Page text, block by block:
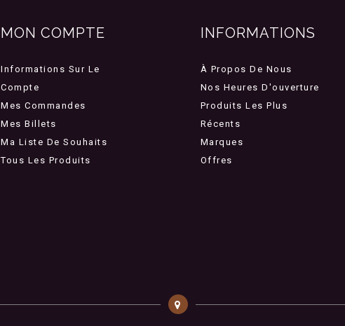
MON COMPTE
Informations Sur Le
Compte
Mes Commandes
Mes Billets
Ma Liste De Souhaits
Tous Les Produits
INFORMATIONS
À Propos De Nous
Nos Heures D'ouverture
Produits Les Plus
Récents
Marques
Offres